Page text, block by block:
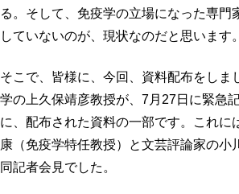
る。そして、免疫学の立場になった専門
していないのが、現状なのだと思います。
そこで、皆様に、今回、資料配布をしま
学の上久保靖彦教授が、7月27日に緊急
に、配布された資料の一部です。これに
康（免疫学特任教授）と文芸評論家の
同記者会見でした。